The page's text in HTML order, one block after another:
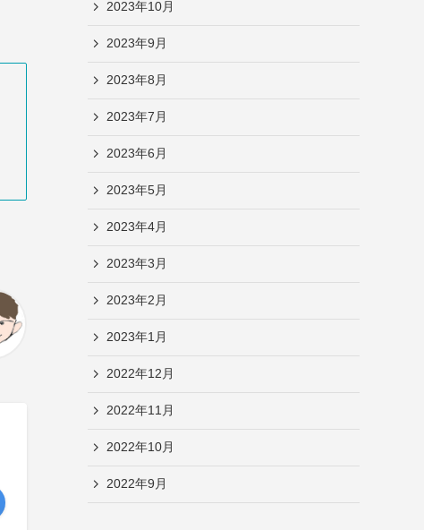
2023年10月
2023年9月
2023年8月
2023年7月
2023年6月
2023年5月
2023年4月
2023年3月
2023年2月
2023年1月
2022年12月
2022年11月
2022年10月
2022年9月